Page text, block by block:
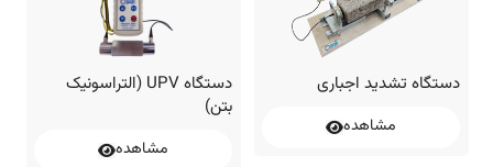
دستگاه UPV (التراسونیک
بتن)
مشاهده
دستگاه تشدید اجباری
مشاهده